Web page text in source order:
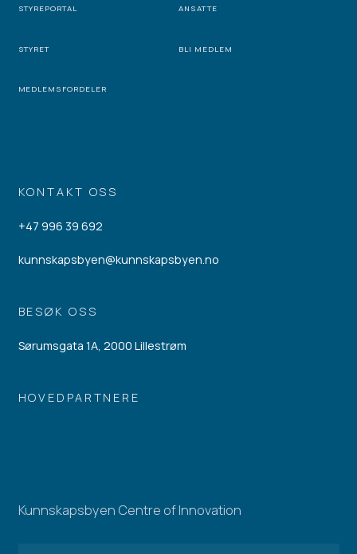
KONTAKT OSS
+47 996 39 692
kunnskapsbyen@kunnskapsbyen.no
BESØK OSS
Sørumsgata 1A, 2000 Lillestrøm
HOVEDPARTNERE
STYREPORTAL ANSATTE
STYRET BLI MEDLEM
MEDLEMSFORDELER
Kunnskapsbyen Centre of Innovation